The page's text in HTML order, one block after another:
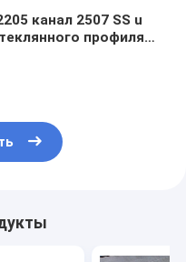
канал 2507 SS u
профиля